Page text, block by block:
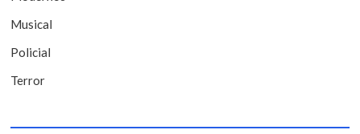
d
a
s
Musical
Policial
Terror